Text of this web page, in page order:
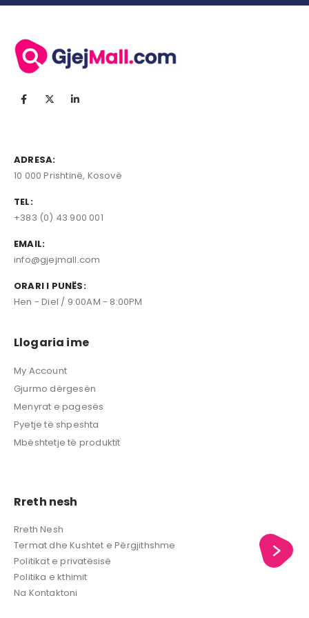
ADRESA:
10 000 Prishtinë, Kosovë
TEL:
+383 (0) 43 900 001
EMAIL:
info@gjejmall.com
ORARI I PUNËS:
Hen - Diel / 9:00AM - 8:00PM
Llogaria ime
My Account
Gjurmo dërgesën
Menyrat e pagesës
Pyetje të shpeshta
Mbështetje të produktit
Rreth nesh
Rreth Nesh
Termat dhe Kushtet e Përgjithshme
Politikat e privatësisë
Politika e kthimit
Na Kontaktoni